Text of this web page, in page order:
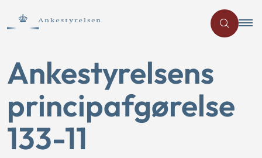
Ankestyrelsens
principafgørelse
133-11